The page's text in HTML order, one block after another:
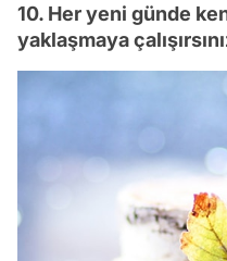
10. Her yeni günde
yaklaşmaya